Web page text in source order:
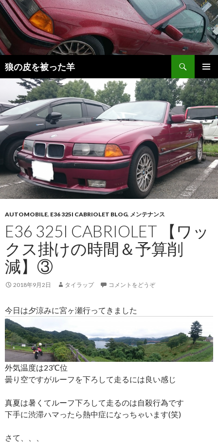
狼の皮を被った羊
検
索
メインメ
ニュー
ン
ツ
へ
移
動
AUTOMOBILE, E36 325I CABRIOLET BLOG, メンテナンス
E36 325I CABRIOLET 【ワッ
クス掛けの時間＆予算削
減】③
2018年9月2日 タイラップ コメントをどうぞ
今日は夕涼みに宮ヶ瀬行ってきました
外気温度は23℃位
曇り空ですがルーフを下ろして走るには良い感じ
真夏は暑くてルーフ下ろして走るのは自殺行為です
下手に渋滞ハマったら熱中症になっちゃいます(笑)
さて、、、